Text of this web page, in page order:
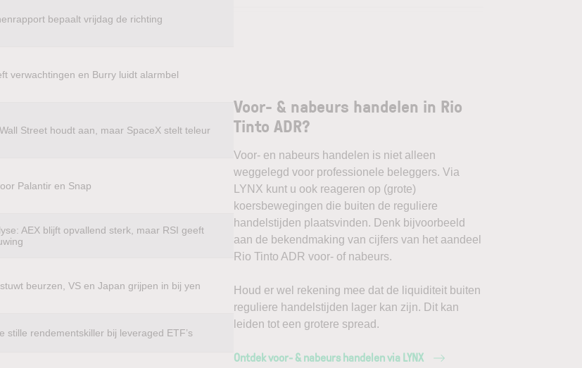
bepaalt vrijdag de richting
verwachtingen en Burry luidt alarmbel
Street houdt aan, maar SpaceX stelt teleur
Palantir en Snap
AEX blijft opvallend sterk, maar RSI geeft
beurzen, VS en Japan grijpen in bij yen
stille rendementskiller bij leveraged ETF’s
Voor- & nabeurs handelen in Rio
Tinto ADR?
Voor- en nabeurs handelen is niet alleen
weggelegd voor professionele beleggers. Via
LYNX kunt u ook reageren op (grote)
koersbewegingen die buiten de reguliere
handelstijden plaatsvinden. Denk bijvoorbeeld
aan de bekendmaking van cijfers van het aandeel
Rio Tinto ADR voor- of nabeurs.
Houd er wel rekening mee dat de liquiditeit buiten
reguliere handelstijden lager kan zijn. Dit kan
leiden tot een grotere spread.
Ontdek voor- & nabeurs handelen via LYNX